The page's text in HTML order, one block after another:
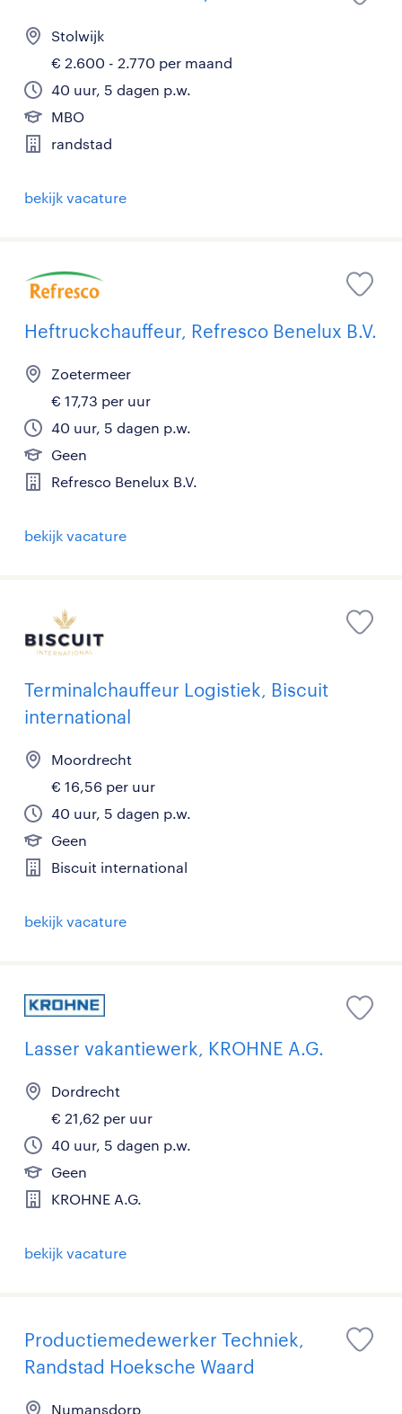
Stolwijk
€ 2.600 - 2.770 per maand
40 uur, 5 dagen p.w.
MBO
randstad
bekijk vacature
Heftruckchauffeur, Refresco Benelux B.V.
Zoetermeer
€ 17,73 per uur
40 uur, 5 dagen p.w.
Geen
Refresco Benelux B.V.
bekijk vacature
Terminalchauffeur Logistiek, Biscuit
international
Moordrecht
€ 16,56 per uur
40 uur, 5 dagen p.w.
Geen
Biscuit international
bekijk vacature
Lasser vakantiewerk, KROHNE A.G.
Dordrecht
€ 21,62 per uur
40 uur, 5 dagen p.w.
Geen
KROHNE A.G.
bekijk vacature
Productiemedewerker Techniek,
Randstad Hoeksche Waard
Numansdorp